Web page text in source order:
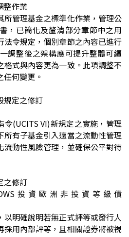
整作業
所管理基金之標準化作業，管理公
，已簡化及釐清部分章節中之用
法令規定，個別章節之內容已進行
調整後之架構應可提升整體可續
格式與內容更為一致。此項調整不
何變更。
規定之修訂
令(UCITS VI)新規定之實施，管理
所有子基金引入適當之流動性管理
流動性風險管理，並確保公平對待
之修訂
投資歐洲非投資等級債
以明確說明若無正式評等或發行人
採用內部評等，且相關證券將被視